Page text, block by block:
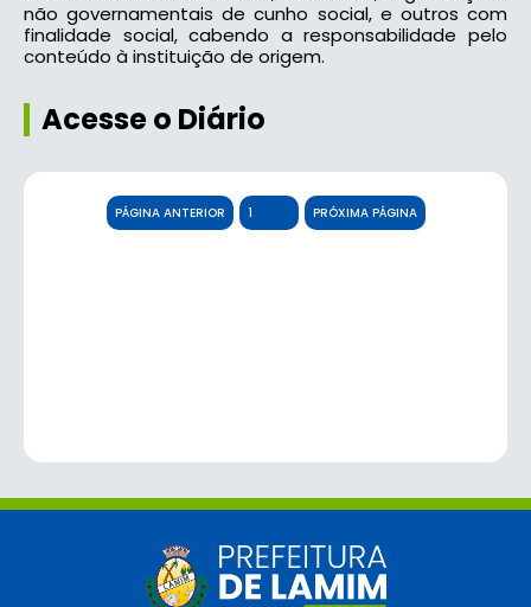
não governamentais de cunho social, e outros com
finalidade social, cabendo a responsabilidade pelo
conteúdo à instituição de origem.
Acesse o Diário
PÁGINA ANTERIOR PRÓXIMA PÁGINA